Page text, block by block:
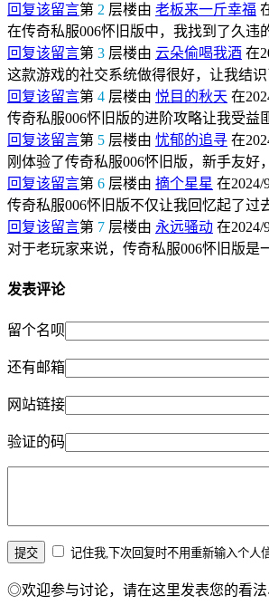
回复该留言第 2 层楼由 老板来一斤幸福
在传奇私服006怀旧版中，我找到了久违
回复该留言第 3 层楼由 云朵偷喝我酒 在
这款游戏的社交系统做得很好，让我结
回复该留言第 4 层楼由 悦目的秋天 在
传奇私服006怀旧版的进阶攻略让我受益
回复该留言第 5 层楼由 忧郁的追寻 在
刚体验了传奇私服006怀旧版，新手友好
回复该留言第 6 层楼由 摘个星星 在2024/
传奇私服006怀旧版不仅让我回忆起了过
回复该留言第 7 层楼由 永远骚动 在2024/
对于老玩家来说，传奇私服006怀旧版是
发表评论
留个名呗
还有邮箱
网站链接
验证的码
记住我,下次回复时不用重新输入个人
◎欢迎参与讨论，请在这里发表您的看法